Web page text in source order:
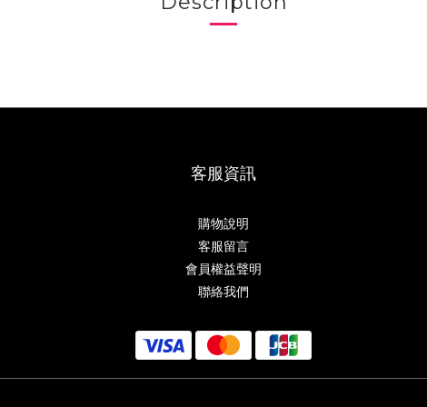
客服資訊
購物說明
客服留言
會員權益聲明
聯絡我們